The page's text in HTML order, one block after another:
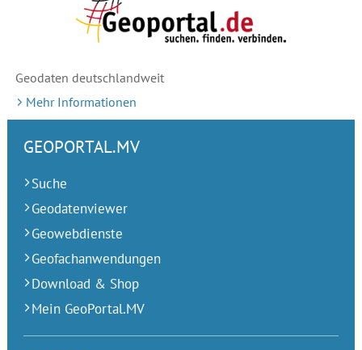
Geodaten deutschlandweit
Mehr Informationen
GEOPORTAL.MV
Suche
Geodatenviewer
Geowebdienste
Geofachanwendungen
Download & Shop
Mein GeoPortal.MV